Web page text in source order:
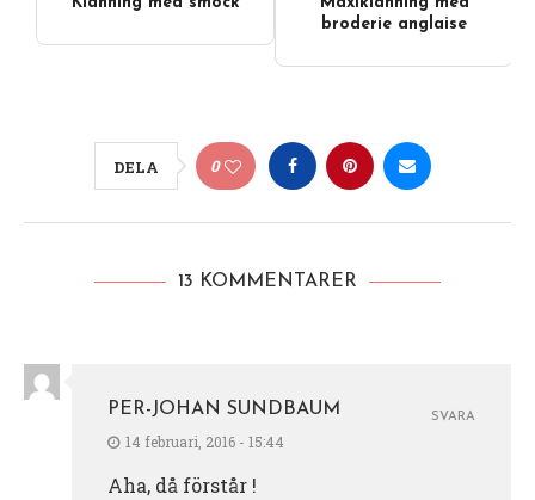
broderie anglaise
DELA 0
13 KOMMENTARER
PER-JOHAN SUNDBAUM
14 februari, 2016 - 15:44
Aha, då förstår !
SVARA